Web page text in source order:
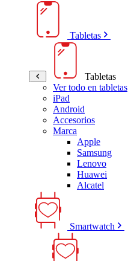
Tabletas
Tabletas
Ver todo en tabletas
iPad
Android
Accesorios
Marca
Apple
Samsung
Lenovo
Huawei
Alcatel
Smartwatch